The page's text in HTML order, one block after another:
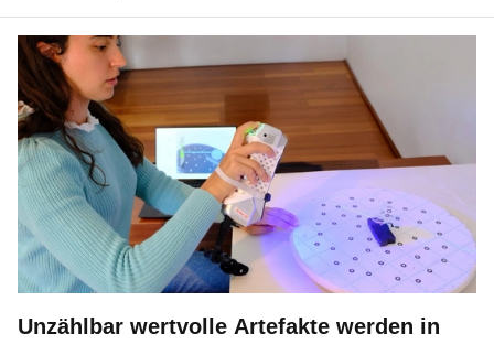
Unzählbar wertvolle Artefakte werden in